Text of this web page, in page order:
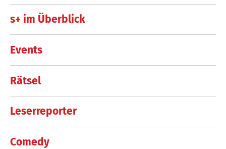
s+ im Überblick
Events
Rätsel
Leserreporter
Comedy